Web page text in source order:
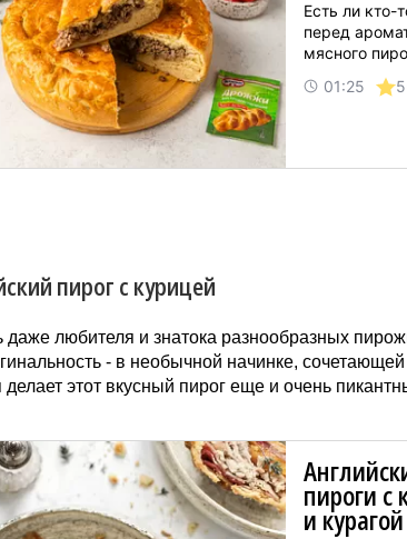
01:25 5
Есть ли кто-
перед
мясного
пирог с курицей
даже любителя и знатока разнообразных
- в необычной начинке, сочетающей
делает этот вкусный пирог еще и очень
пироги с
и курагой